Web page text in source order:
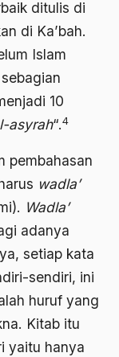
ditulis di
di Ka’bah.
Islam
10
asyrah“.4
pembahasan
wadla’
Wadla’
adanya
setiap kata
sendiri, ini
huruf yang
Kitab itu
yaitu hanya